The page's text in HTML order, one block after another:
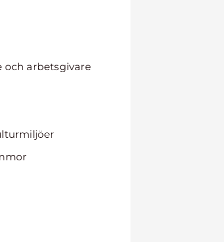
och arbetsgivare